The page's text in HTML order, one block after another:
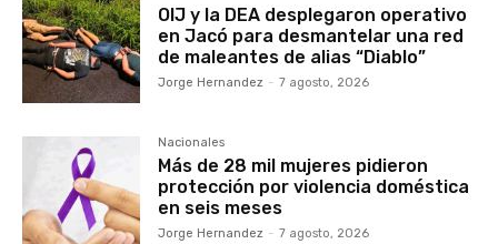
OIJ y la DEA desplegaron operativo
en Jacó para desmantelar una red
de maleantes de alias “Diablo”
Jorge Hernandez - 7 agosto, 2026
Nacionales
Más de 28 mil mujeres pidieron
protección por violencia doméstica
en seis meses
Jorge Hernandez - 7 agosto, 2026